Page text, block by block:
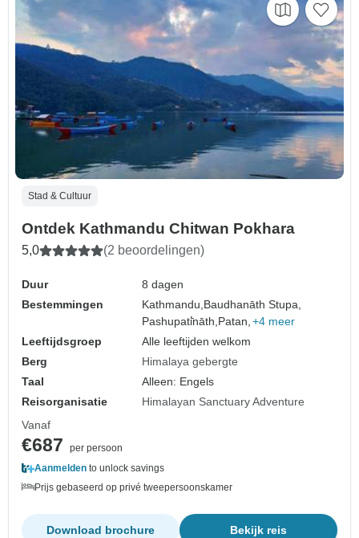
Stad & Cultuur
Ontdek Kathmandu Chitwan Pokhara
5,0 (2 beoordelingen)
Duur
8 dagen
Bestemmingen
Kathmandu, Baudhanāth Stupa,
Pashupati̇̄nāth, Patan, +4 meer
Leeftijdsgroep
Alle leeftijden welkom
Berg
Himalaya gebergte
Taal
Alleen: Engels
Reisorganisatie
Himalayan Sanctuary Adventure
Vanaf
€687
per persoon
Aanmelden to unlock savings
Prijs gebaseerd op privé tweepersoonskamer
Bekijk reis
Download brochure